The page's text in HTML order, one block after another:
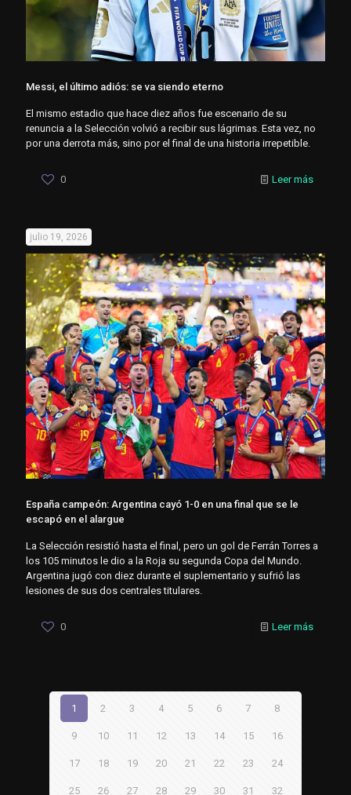
Messi, el último adiós: se va siendo eterno
El mismo estadio que hace diez años fue escenario de su
renuncia a la Selección volvió a recibir sus lágrimas. Esta vez, no
por una derrota más, sino por el final de una historia irrepetible.
0 Leer más
julio 19, 2026
España campeón: Argentina cayó 1-0 en una final que se le
escapó en el alargue
La Selección resistió hasta el final, pero un gol de Ferrán Torres a
los 105 minutos le dio a la Roja su segunda Copa del Mundo.
Argentina jugó con diez durante el suplementario y sufrió las
lesiones de sus dos centrales titulares.
0 Leer más
1 2 3 4 5 6 7 8
9 10 11 12 13 14 15 16
17 18 19 20 21 22 23 24
25 26 27 28 29 30 31 32